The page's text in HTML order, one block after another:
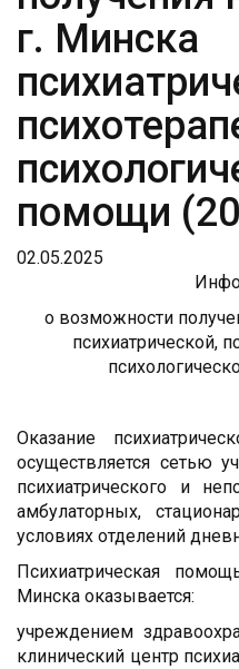
г. Минска
помощи
02.05.2025
о возможности
психиатрической,
Оказание
осуществляется сетью
психиатрического и
амбулаторных,
условиях отделений
Психиатрическая
Минска оказывается:
учреждением
клинический центр